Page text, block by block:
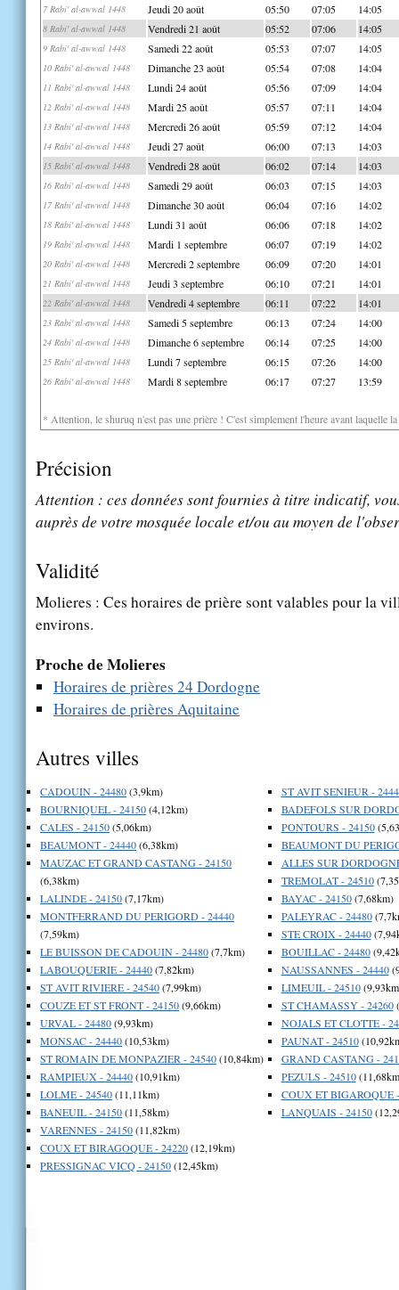
7 Rabi' al-awwal 1448 Jeudi 20 août 05:50 07:05 14:05
8 Rabi' al-awwal 1448 Vendredi 21 août 05:52 07:06 14:05
9 Rabi' al-awwal 1448 Samedi 22 août 05:53 07:07 14:05
10 Rabi' al-awwal 1448 Dimanche 23 août 05:54 07:08 14:04
11 Rabi' al-awwal 1448 Lundi 24 août 05:56 07:09 14:04
12 Rabi' al-awwal 1448 Mardi 25 août 05:57 07:11 14:04
13 Rabi' al-awwal 1448 Mercredi 26 août 05:59 07:12 14:04
14 Rabi' al-awwal 1448 Jeudi 27 août 06:00 07:13 14:03
15 Rabi' al-awwal 1448 Vendredi 28 août 06:02 07:14 14:03
16 Rabi' al-awwal 1448 Samedi 29 août 06:03 07:15 14:03
17 Rabi' al-awwal 1448 Dimanche 30 août 06:04 07:16 14:02
18 Rabi' al-awwal 1448 Lundi 31 août 06:06 07:18 14:02
19 Rabi' al-awwal 1448 Mardi 1 septembre 06:07 07:19 14:02
20 Rabi' al-awwal 1448 Mercredi 2 septembre 06:09 07:20 14:01
21 Rabi' al-awwal 1448 Jeudi 3 septembre 06:10 07:21 14:01
22 Rabi' al-awwal 1448 Vendredi 4 septembre 06:11 07:22 14:01
23 Rabi' al-awwal 1448 Samedi 5 septembre 06:13 07:24 14:00
24 Rabi' al-awwal 1448 Dimanche 6 septembre 06:14 07:25 14:00
25 Rabi' al-awwal 1448 Lundi 7 septembre 06:15 07:26 14:00
26 Rabi' al-awwal 1448 Mardi 8 septembre 06:17 07:27 13:59
* Attention, le shuruq n'est pas une prière ! C'est simplement l'heure avant laquelle
Précision
Attention : ces données sont fournies à titre indicatif,
auprès de votre mosquée locale et/ou au moyen de
Validité
Molieres : Ces horaires de prière sont valables pour la
environs.
Proche de Molieres
Horaires de prières 24 Dordogne
Horaires de prières Aquitaine
Autres villes
CADOUIN - 24480(3,9km)
BOURNIQUEL - 24150(4,12km)
CALES - 24150(5,06km)
BEAUMONT - 24440(6,38km)
MAUZAC ET GRAND CASTANG - 24150
(6,38km)
LALINDE - 24150(7,17km)
MONTFERRAND DU PERIGORD - 24440
(7,59km)
LE BUISSON DE CADOUIN - 24480(7,7km)
LABOUQUERIE - 24440(7,82km)
ST AVIT RIVIERE - 24540(7,99km)
COUZE ET ST FRONT - 24150(9,66km)
URVAL - 24480(9,93km)
MONSAC - 24440(10,53km)
ST ROMAIN DE MONPAZIER - 24540(10,84km)
RAMPIEUX - 24440(10,91km)
LOLME - 24540(11,11km)
BANEUIL - 24150(11,58km)
VARENNES - 24150(11,82km)
COUX ET BIRAGOQUE - 24220(12,19km)
PRESSIGNAC VICQ - 24150(12,45km)
ST AVIT SENIEUR -
BADEFOLS SUR
PONTOURS - 24150
BEAUMONT DU
ALLES SUR
TREMOLAT - 24510
BAYAC - 24150(7,68km)
PALEYRAC - 24480
STE CROIX - 24440
BOUILLAC - 24480
NAUSSANNES - 24440
LIMEUIL - 24510
ST CHAMASSY - 24260
NOJALS ET CLOTTE -
PAUNAT - 24510
GRAND CASTANG -
PEZULS - 24510
COUX ET BIGAROQUE
LANQUAIS - 24150